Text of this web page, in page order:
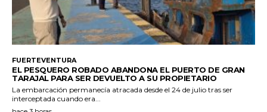
FUERTEVENTURA
EL PESQUERO ROBADO ABANDONA EL PUERTO DE GRAN
TARAJAL PARA SER DEVUELTO A SU PROPIETARIO
La embarcación permanecía atracada desde el 24 de julio tras ser
interceptada cuando era...